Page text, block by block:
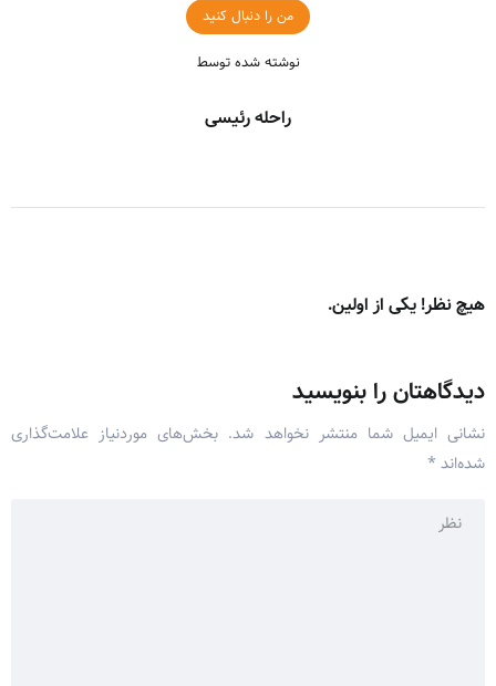
من را دنبال کنید
نوشته شده توسط
راحله رئیسی
هیچ نظر! یکی از اولین.
دیدگاهتان را بنویسید
نشانی ایمیل شما منتشر نخواهد شد. بخش‌های موردنیاز علامت‌گذاری
شده‌اند *